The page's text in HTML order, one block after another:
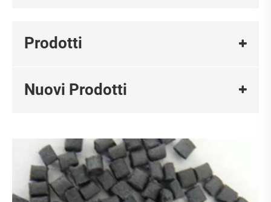
Prodotti
Nuovi Prodotti